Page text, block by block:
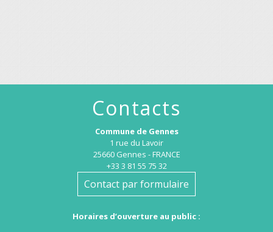
Contacts
Commune de Gennes
1 rue du Lavoir
25660 Gennes - FRANCE
+33 3 81 55 75 32
Contact par formulaire
Horaires d’ouverture au public :